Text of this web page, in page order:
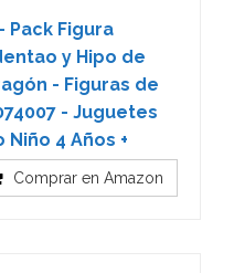
Pack Figura
y Hipo de
- Figuras de
- Juguetes
Niño 4 Años +
Comprar en Amazon